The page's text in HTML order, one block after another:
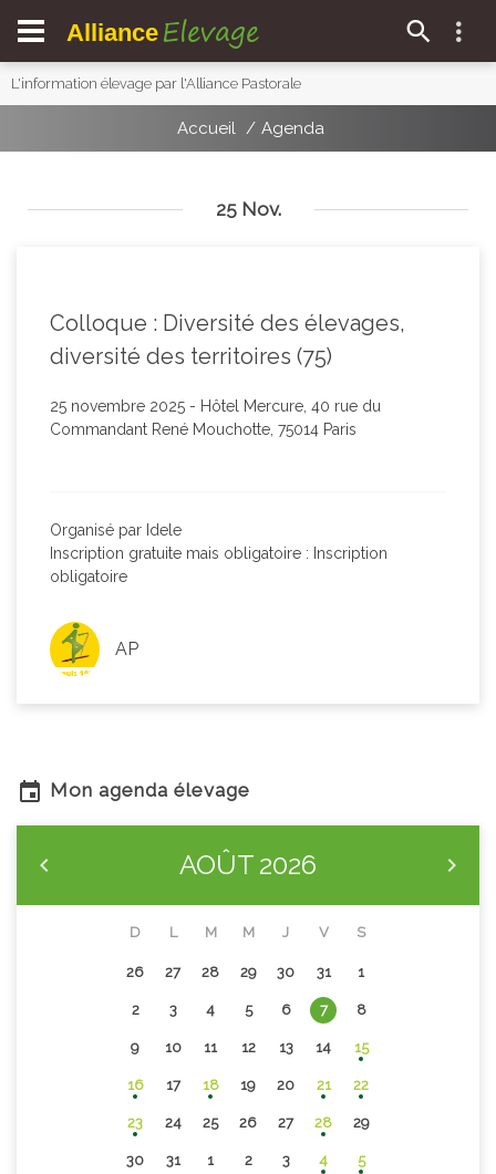
Alliance Elevage
L'information élevage par l'Alliance Pastorale
Accueil Agenda
25 Nov.
Colloque : Diversité des élevages,
diversité des territoires (75)
25 novembre 2025 - Hôtel Mercure, 40 rue du
Commandant René Mouchotte, 75014 Paris
Organisé par Idele
Inscription gratuite mais obligatoire : Inscription
obligatoire
AP
Mon agenda élevage
AOÛT 2026
D L M M J V S
26 27 28 29 30 31 1
2 3 4 5 6 7 8
9 10 11 12 13 14 15
16 17 18 19 20 21 22
23 24 25 26 27 28 29
30 31 1 2 3 4 5